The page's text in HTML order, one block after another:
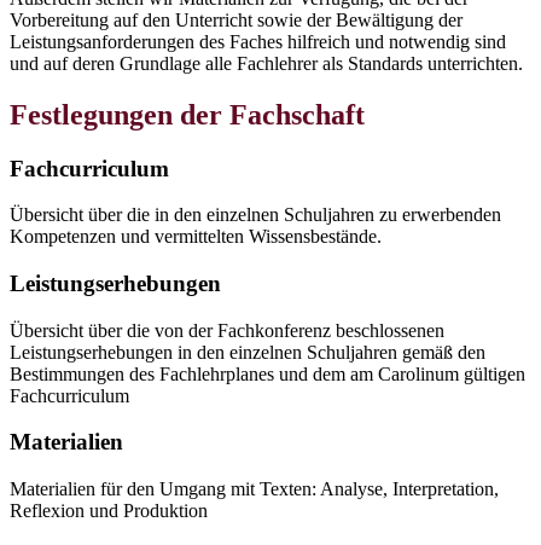
Vorbereitung auf den Unterricht sowie der Bewältigung der
Leistungsanforderungen des Faches hilfreich und notwendig sind
und auf deren Grundlage alle Fachlehrer als Standards unterrichten.
Festlegungen der Fachschaft
Fachcurriculum
Übersicht über die in den einzelnen Schuljahren zu erwerbenden
Kompetenzen und vermittelten Wissensbestände.
Leistungserhebungen
Übersicht über die von der Fachkonferenz beschlossenen
Leistungserhebungen in den einzelnen Schuljahren gemäß den
Bestimmungen des Fachlehrplanes und dem am Carolinum gültigen
Fachcurriculum
Materialien
Materialien für den Umgang mit Texten: Analyse, Interpretation,
Reflexion und Produktion